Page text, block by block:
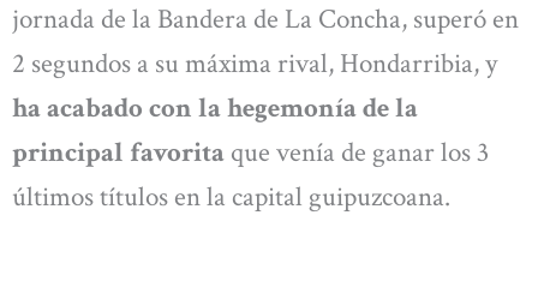
jornada de la Bandera de La Concha, superó en
2 segundos a su máxima rival, Hondarribia, y
ha acabado con la hegemonía de la
principal favorita que venía de ganar los 3
últimos títulos en la capital guipuzcoana.